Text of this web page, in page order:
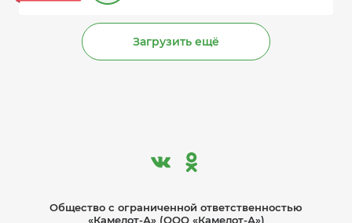
Загрузить ещё
Общество с ограниче­нной ответственностью
«Камелот-А» (ООО «Камелот-А»)